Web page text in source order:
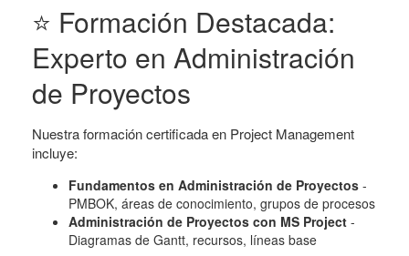
⭐ Formación Destacada:
Experto en Administración
de Proyectos
Nuestra formación certificada en Project Management
incluye:
Fundamentos en Administración de Proyectos -
PMBOK, áreas de conocimiento, grupos de procesos
Administración de Proyectos con MS Project -
Diagramas de Gantt, recursos, líneas base